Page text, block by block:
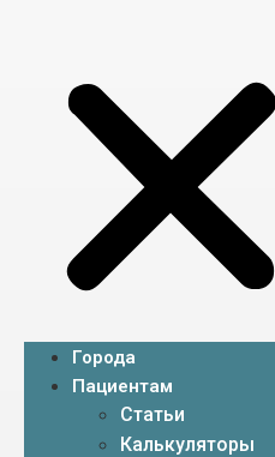
Города
Пациентам
Статьи
Калькуляторы